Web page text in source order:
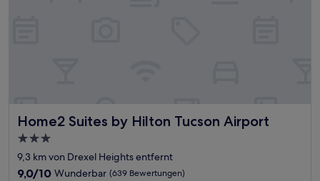
Home2 Suites by Hilton Tucson Airport
Home2 Suites by Hilton Tucson Airport
3.0-
Sterne-
Unterkunft
9,3 km von Drexel Heights entfernt
9.0
9,0/10 Wunderbar (639 Bewertungen)